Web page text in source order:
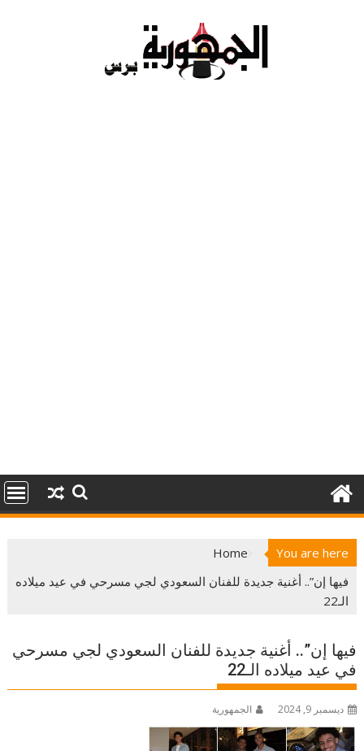
You are here
Home
فيها إن”.. أغنية جديدة للفنان السعودي لجي مسرحي في عيد ميلاده
الـ22
فيها إن”.. أغنية جديدة للفنان السعودي لجي مسرحي
في عيد ميلاده الـ22
ديسمبر 9, 2024 الجمهورية